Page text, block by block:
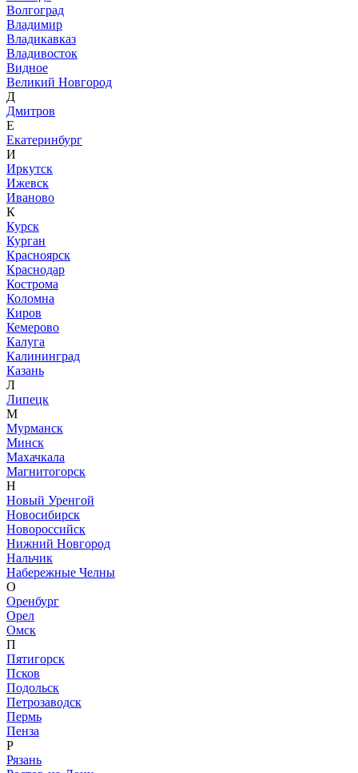
Волгоград
Владимир
Владикавказ
Владивосток
Видное
Великий Новгород
Д
Дмитров
Е
Екатеринбург
И
Иркутск
Ижевск
Иваново
К
Курск
Курган
Красноярск
Краснодар
Кострома
Коломна
Киров
Кемерово
Калуга
Калининград
Казань
Л
Липецк
М
Мурманск
Минск
Махачкала
Магнитогорск
Н
Новый Уренгой
Новосибирск
Новороссийск
Нижний Новгород
Нальчик
Набережные Челны
О
Оренбург
Орел
Омск
П
Пятигорск
Псков
Подольск
Петрозаводск
Пермь
Пенза
Р
Рязань